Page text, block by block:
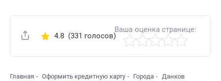
Поделиться
4.8(331 голосов)
Ваша оценка странице:
Главная Оформить кредитную карту Города Данков